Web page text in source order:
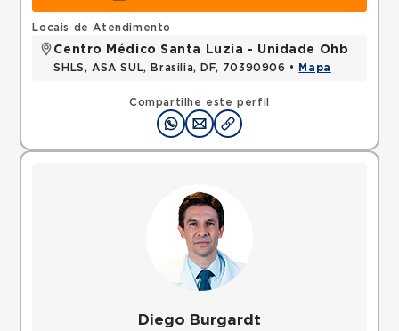
Compartilhe este perfil
Locais de Atendimento
Centro Médico Santa Luzia - Unidade Ohb
SHLS, ASA SUL, Brasilia, DF, 70390906 • Mapa
Diego Burgardt